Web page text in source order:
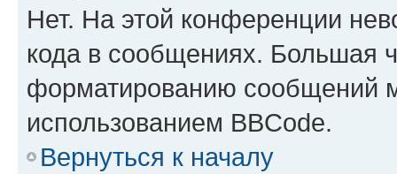
Нет. На этой конференции
кода в сообщениях. Большая
форматированию сообщений
использованием BBCode.
Вернуться к началу